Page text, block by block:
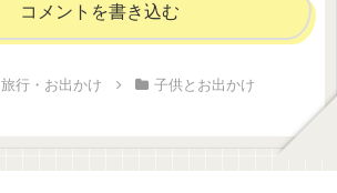
コメントを書き込む
旅行・お出かけ 子供とお出かけ